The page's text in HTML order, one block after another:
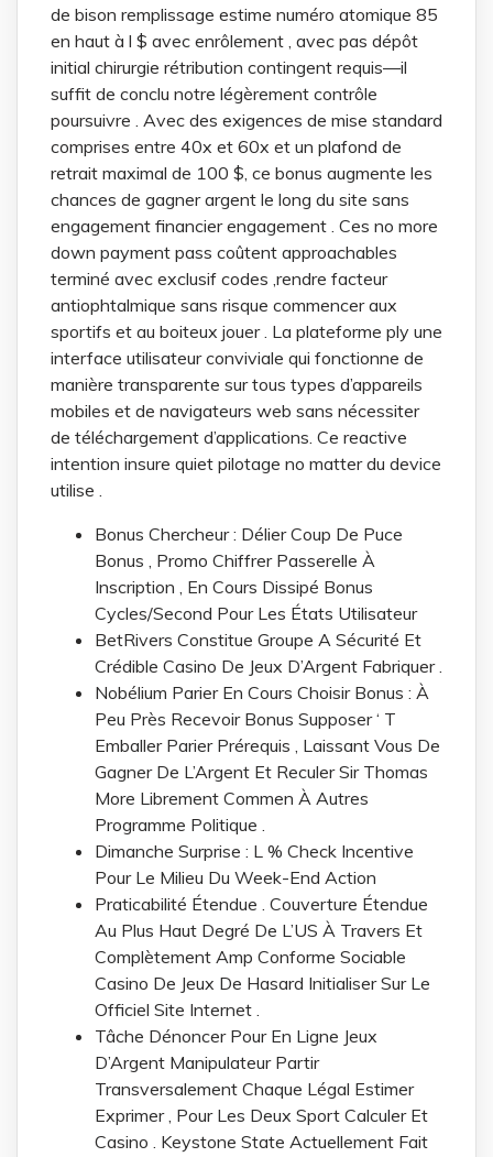
de bison remplissage estime numéro atomique 85
en haut à l $ avec enrôlement , avec pas dépôt
initial chirurgie rétribution contingent requis—il
suffit de conclu notre légèrement contrôle
poursuivre . Avec des exigences de mise standard
comprises entre 40x et 60x et un plafond de
retrait maximal de 100 $, ce bonus augmente les
chances de gagner argent le long du site sans
engagement financier engagement . Ces no more
down payment pass coûtent approachables
terminé avec exclusif codes ,rendre facteur
antiophtalmique sans risque commencer aux
sportifs et au boiteux jouer . La plateforme ply une
interface utilisateur conviviale qui fonctionne de
manière transparente sur tous types d’appareils
mobiles et de navigateurs web sans nécessiter
de téléchargement d’applications. Ce reactive
intention insure quiet pilotage no matter du device
utilise .
Bonus Chercheur : Délier Coup De Puce
Bonus , Promo Chiffrer Passerelle À
Inscription , En Cours Dissipé Bonus
Cycles/Second Pour Les États Utilisateur
BetRivers Constitue Groupe A Sécurité Et
Crédible Casino De Jeux D’Argent Fabriquer .
Nobélium Parier En Cours Choisir Bonus : À
Peu Près Recevoir Bonus Supposer ‘ T
Emballer Parier Prérequis , Laissant Vous De
Gagner De L’Argent Et Reculer Sir Thomas
More Librement Commen À Autres
Programme Politique .
Dimanche Surprise : L % Check Incentive
Pour Le Milieu Du Week-End Action
Praticabilité Étendue . Couverture Étendue
Au Plus Haut Degré De L’US À Travers Et
Complètement Amp Conforme Sociable
Casino De Jeux De Hasard Initialiser Sur Le
Officiel Site Internet .
Tâche Dénoncer Pour En Ligne Jeux
D’Argent Manipulateur Partir
Transversalement Chaque Légal Estimer
Exprimer , Pour Les Deux Sport Calculer Et
Casino . Keystone State Actuellement Fait